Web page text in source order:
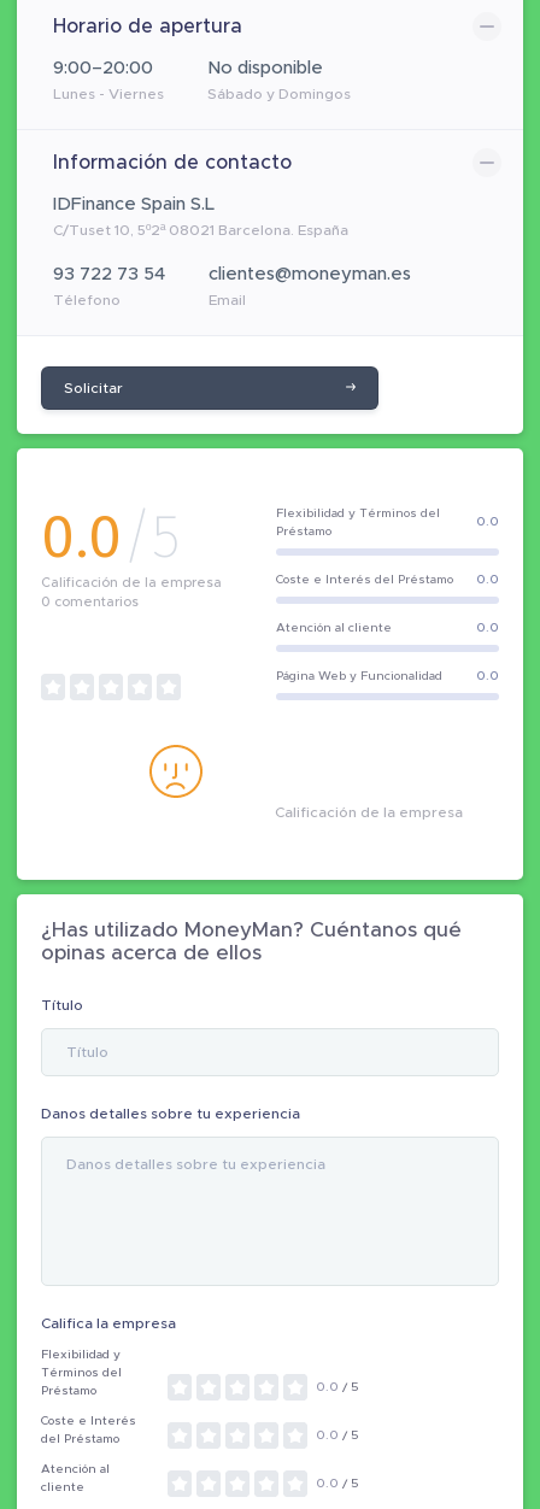
Horario de apertura
9:00–20:00
Lunes - Viernes
No disponible
Sábado y Domingos
Información de contacto
IDFinance Spain S.L
C/Tuset 10, 5º2ª 08021 Barcelona. España
93 722 73 54
Télefono
clientes@moneyman.es
Email
Solicitar
0.0/5
Calificación de la empresa
0 comentarios
Flexibilidad y Términos del
Préstamo
0.0
Coste e Interés del Préstamo 0.0
Atención al cliente 0.0
Página Web y Funcionalidad 0.0
Calificación de la empresa
¿Has utilizado MoneyMan? Cuéntanos qué
opinas acerca de ellos
Título
Danos detalles sobre tu experiencia
Califica la empresa
Flexibilidad y
Términos del
Préstamo
0.0 / 5
Coste e Interés
del Préstamo
0.0 / 5
Atención al
cliente
0.0 / 5